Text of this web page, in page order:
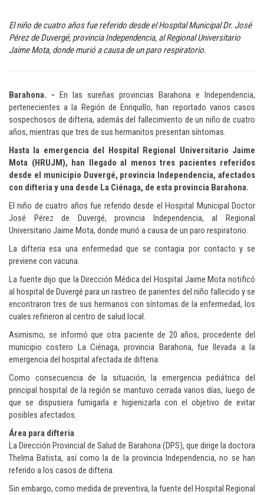
El niño de cuatro años fue referido desde el Hospital Municipal Dr. José
Pérez de Duvergé, provincia Independencia, al Regional Universitario
Jaime Mota, donde murió a causa de un paro respiratorio.
Barahona. - En las sureñas provincias Barahona e Independencia,
pertenecientes a la Región de Enriquillo, han reportado varios casos
sospechosos de difteria, además del fallecimiento de un niño de cuatro
años, mientras que tres de sus hermanitos presentan síntomas.
Hasta la emergencia del Hospital Regional Universitario Jaime
Mota (HRUJM), han llegado al menos tres pacientes referidos
desde el municipio Duvergé, provincia Independencia, afectados
con difteria y una desde La Ciénaga, de esta provincia Barahona.
El niño de cuatro años fue referido desde el Hospital Municipal Doctor
José Pérez de Duvergé, provincia Independencia, al Regional
Universitario Jaime Mota, donde murió a causa de un paro respiratorio.
La difteria esa una enfermedad que se contagia por contacto y se
previene con vacuna.
La fuente dijo que la Dirección Médica del Hospital Jaime Mota notificó
al hospital de Duvergé para un rastreo de parientes del niño fallecido y se
encontraron tres de sus hermanos con síntomas de la enfermedad, los
cuales refirieron al centro de salud local.
Asimismo, se informó que otra paciente de 20 años, procedente del
municipio costero La Ciénaga, provincia Barahona, fue llevada a la
emergencia del hospital afectada de difteria.
Como consecuencia de la situación, la emergencia pediátrica del
principal hospital de la región se mantuvo cerrada varios días, luego de
que se dispusiera fumigarla e higienizarla con el objetivo de evitar
posibles afectados.
Área para difteria
La Dirección Provincial de Salud de Barahona (DPS), que dirige la doctora
Thelma Batista, así como la de la provincia Independencia, no se han
referido a los casos de difteria.
Sin embargo, como medida de preventiva, la fuente del Hospital Regional